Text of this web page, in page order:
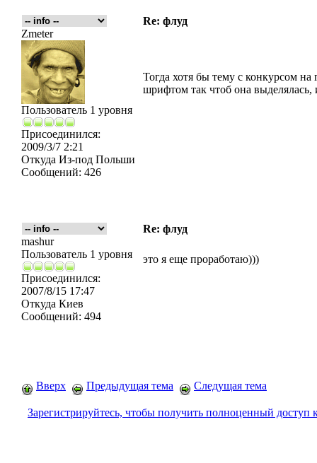
Re: флуд
Zmeter
Пользователь 1 уровня
Присоединился:
2009/3/7 2:21
Откуда Из-под Польши
Сообщений: 426
Тогда хотя бы тему с конкурсом
шрифтом так чтоб она выделялась,
Re: флуд
mashur
Пользователь 1 уровня
Присоединился:
2007/8/15 17:47
Откуда Киев
Сообщений: 494
это я еще проработаю)))
Вверх Предыдущая тема Следущая тема
Зарегистрируйтесь, чтобы получить полноценный доступ